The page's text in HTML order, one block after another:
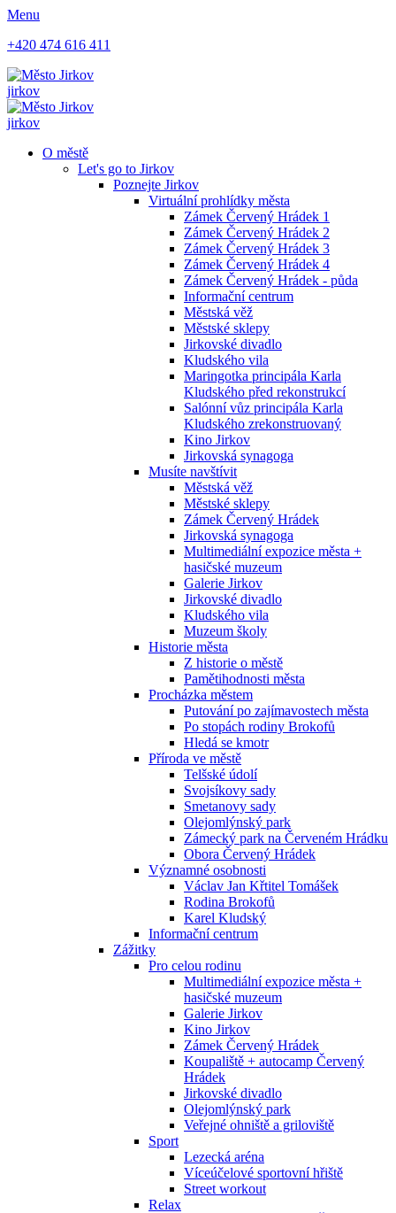
Menu
+420 474 616 411
jirkov
jirkov
O městě
Let's go to Jirkov
Poznejte Jirkov
Virtuální prohlídky města
Zámek Červený Hrádek 1
Zámek Červený Hrádek 2
Zámek Červený Hrádek 3
Zámek Červený Hrádek 4
Zámek Červený Hrádek - půda
Informační centrum
Městská věž
Městské sklepy
Jirkovské divadlo
Kludského vila
Maringotka principála Karla
Kludského před rekonstrukcí
Salónní vůz principála Karla
Kludského zrekonstruovaný
Kino Jirkov
Jirkovská synagoga
Musíte navštívit
Městská věž
Městské sklepy
Zámek Červený Hrádek
Jirkovská synagoga
Multimediální expozice města +
hasičské muzeum
Galerie Jirkov
Jirkovské divadlo
Kludského vila
Muzeum školy
Historie města
Z historie o městě
Pamětihodnosti města
Procházka městem
Putování po zajímavostech města
Po stopách rodiny Brokofů
Hledá se kmotr
Příroda ve městě
Telšské údolí
Svojsíkovy sady
Smetanovy sady
Olejomlýnský park
Zámecký park na Červeném Hrádku
Obora Červený Hrádek
Významné osobnosti
Václav Jan Křtitel Tomášek
Rodina Brokofů
Karel Kludský
Informační centrum
Zážitky
Pro celou rodinu
Multimediální expozice města +
hasičské muzeum
Galerie Jirkov
Kino Jirkov
Zámek Červený Hrádek
Koupaliště + autocamp Červený
Hrádek
Jirkovské divadlo
Olejomlýnský park
Veřejné ohniště a griloviště
Sport
Lezecká aréna
Víceúčelové sportovní hřiště
Street workout
Relax